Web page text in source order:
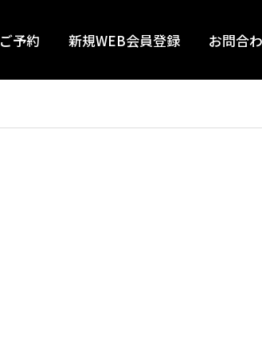
ご予約 新規WEB会員登録 お問合